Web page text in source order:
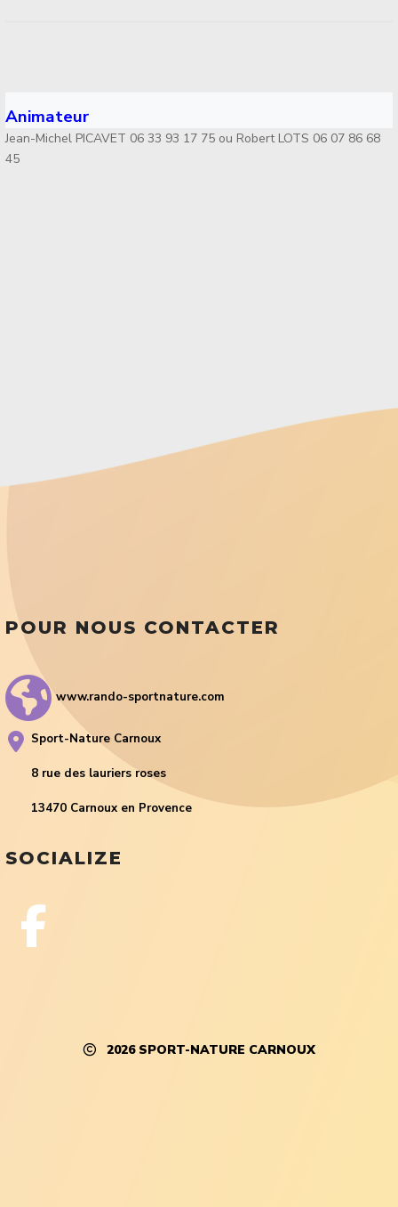
Animateur
Jean-Michel PICAVET 06 33 93 17 75 ou Robert LOTS 06 07 86 68
45
POUR NOUS CONTACTER
www.rando-sportnature.com
Sport-Nature Carnoux
8 rue des lauriers roses
13470 Carnoux en Provence
SOCIALIZE
2026 SPORT-NATURE CARNOUX